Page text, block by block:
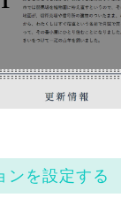
ンを設定する